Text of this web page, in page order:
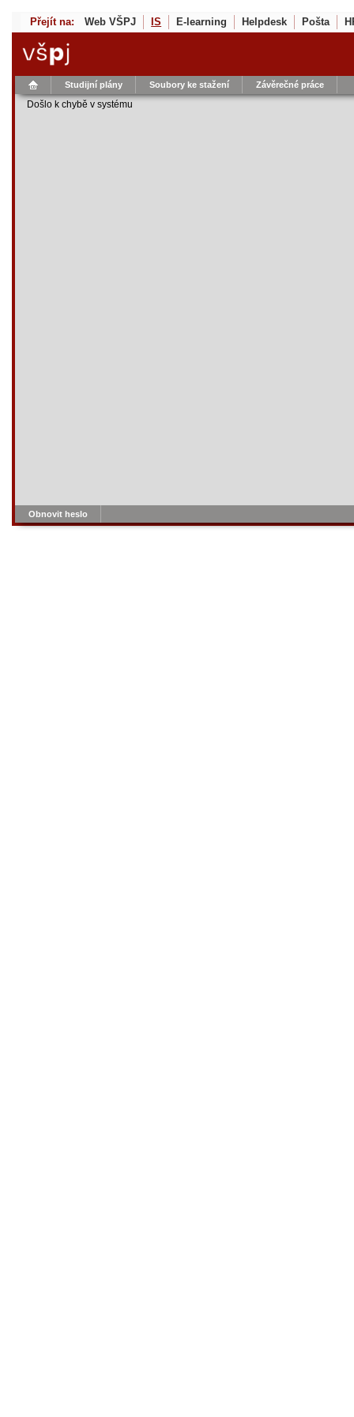
Přejít na: Web VŠPJ IS E-learning Helpdesk Pošta
Studijní plány Soubory ke stažení Závěrečné práce
Došlo k chybě v systému
Obnovit heslo